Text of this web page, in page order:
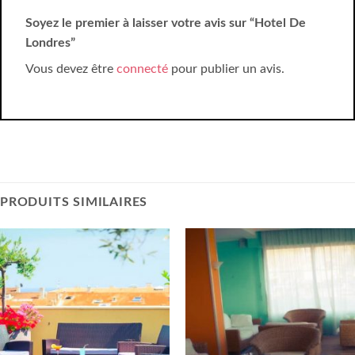
Soyez le premier à laisser votre avis sur “Hotel De
Londres”
Vous devez être connecté pour publier un avis.
PRODUITS SIMILAIRES